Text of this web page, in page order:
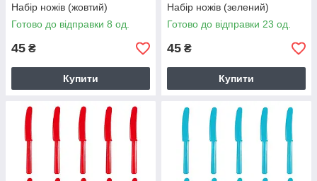
Набір ножів (жовтий)
Готово до відправки 8 од.
45 ₴
Купити
Набір ножів (зелений)
Готово до відправки 23 од.
45 ₴
Купити